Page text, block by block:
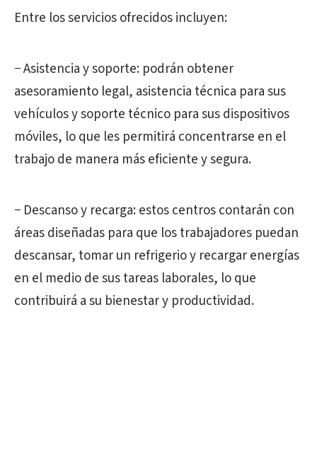
Entre los servicios ofrecidos incluyen:
− Asistencia y soporte: podrán obtener
asesoramiento legal, asistencia técnica para sus
vehículos y soporte técnico para sus dispositivos
móviles, lo que les permitirá concentrarse en el
trabajo de manera más eficiente y segura.
− Descanso y recarga: estos centros contarán con
áreas diseñadas para que los trabajadores puedan
descansar, tomar un refrigerio y recargar energías
en el medio de sus tareas laborales, lo que
contribuirá a su bienestar y productividad.